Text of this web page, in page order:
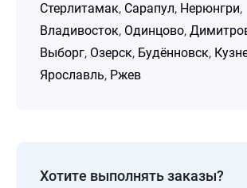
Стерлитамак, Сарапул, Нерюнгри,
Владивосток, Одинцово,
Выборг, Озерск, Будённовск,
Ярославль, Ржев
Хотите выполнять заказы?